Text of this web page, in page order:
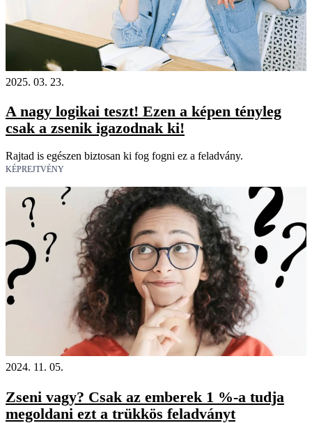
2025. 03. 23.
A nagy logikai teszt! Ezen a képen tényleg
csak a zsenik igazodnak ki!
Rajtad is egészen biztosan ki fog fogni ez a feladvány.
KÉPREJTVÉNY
2024. 11. 05.
Zseni vagy? Csak az emberek 1 %-a tudja
megoldani ezt a trükkös feladványt